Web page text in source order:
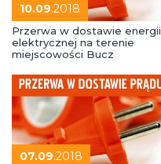
10.09.2018
Przerwa w dostawie energii
elektrycznej na terenie
miejscowości Bucz
07.09.2018